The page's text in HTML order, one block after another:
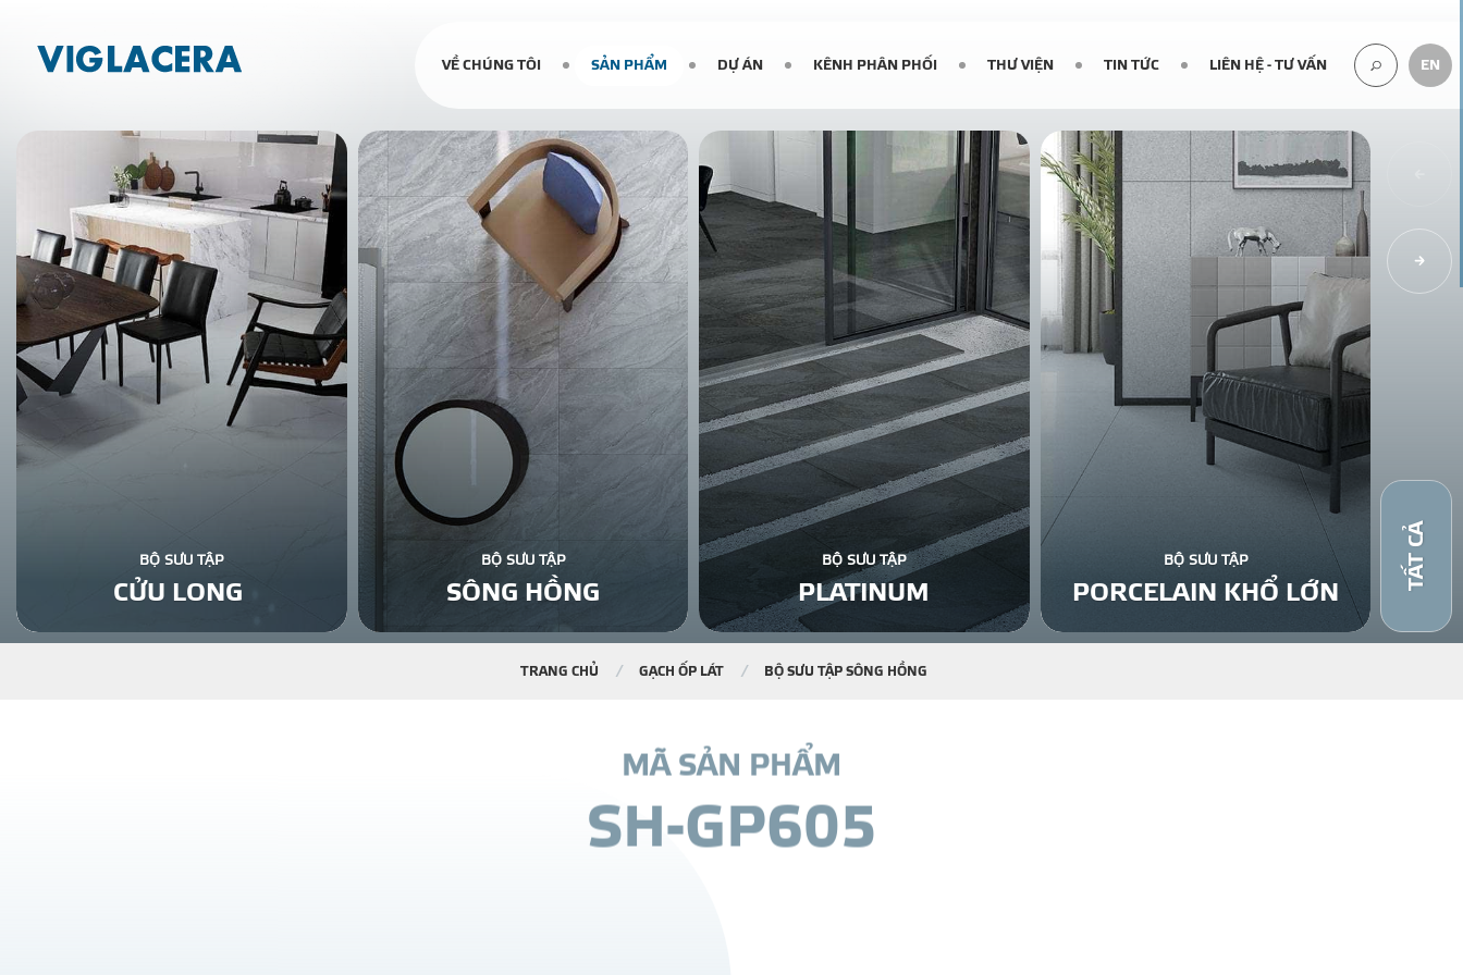
VỀ CHÚNG TÔI SẢN PHẨM DỰ ÁN KÊNH PHÂN PHỐI THƯ VIỆN TIN TỨC LIÊN HỆ - TƯ VẤN EN
BỘ SƯU TẬP
CỬU LONG
BỘ SƯU TẬP
SÔNG HỒNG
BỘ SƯU TẬP
PLATINUM
BỘ SƯU TẬP
PORCELAIN KHỔ LỚN
TẤT CẢ
TRANG CHỦ GẠCH ỐP LÁT BỘ SƯU TẬP SÔNG HỒNG
MÃ SẢN PHẨM
SH-GP605